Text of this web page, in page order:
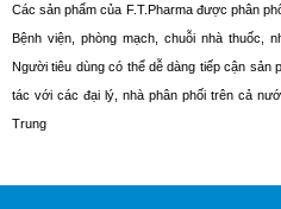
Các sản phẩm của F.T.Pharma được phân
Bệnh viện, phòng mạch, chuỗi nhà thuốc,
Người tiêu dùng có thể dễ dàng tiếp cận sản
tác với các đại lý, nhà phân phối trên cả
Trung